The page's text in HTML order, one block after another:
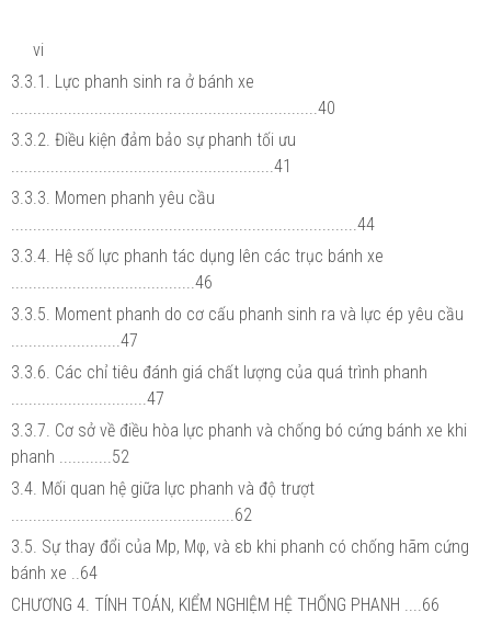
vi
3.3.1. Lực phanh sinh ra ở bánh xe
......................................................................40
3.3.2. Điều kiện đảm bảo sự phanh tối ưu
............................................................41
3.3.3. Momen phanh yêu cầu
...............................................................................44
3.3.4. Hệ số lực phanh tác dụng lên các trục bánh xe
..........................................46
3.3.5. Moment phanh do cơ cấu phanh sinh ra và lực ép yêu cầu
.........................47
3.3.6. Các chỉ tiêu đánh giá chất lượng của quá trình phanh
...............................47
3.3.7. Cơ sở về điều hòa lực phanh và chống bó cứng bánh xe khi
phanh ............52
3.4. Mối quan hệ giữa lực phanh và độ trượt
...................................................62
3.5. Sự thay đổi của Mp, Mφ, và εb khi phanh có chống hãm cứng
bánh xe ..64
CHƯƠNG 4. TÍNH TOÁN, KIỂM NGHIỆM HỆ THỐNG PHANH ....66